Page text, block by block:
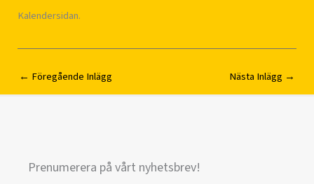
Kalendersidan.
← Föregående Inlägg Nästa Inlägg →
Prenumerera på vårt nyhetsbrev!